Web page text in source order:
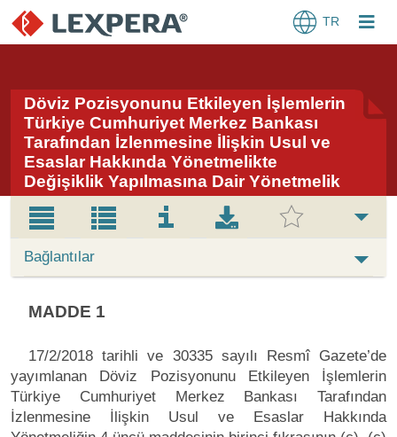
TR
Döviz Pozisyonunu Etkileyen İşlemlerin
Türkiye Cumhuriyet Merkez Bankası
Tarafından İzlenmesine İlişkin Usul ve
Esaslar Hakkında Yönetmelikte
Değişiklik Yapılmasına Dair Yönetmelik
Bağlantılar
MADDE 1
17/2/2018 tarihli ve 30335 sayılı Resmî Gazete’de
yayımlanan Döviz Pozisyonunu Etkileyen İşlemlerin
Türkiye Cumhuriyet Merkez Bankası Tarafından
İzlenmesine İlişkin Usul ve Esaslar Hakkında